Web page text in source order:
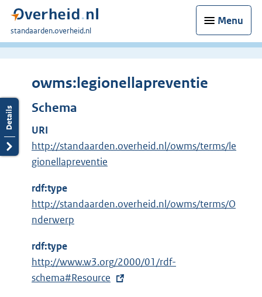
Menu
U
bent
standaarden.overheid.nl
owms:legionellapreventie
Schema
URI
http://standaarden.overheid.nl/owms/terms/le
gionellapreventie
rdf:type
http://standaarden.overheid.nl/owms/terms/O
nderwerp
rdf:type
E
x
http://www.w3.org/2000/01/rdf-
schema#Resource